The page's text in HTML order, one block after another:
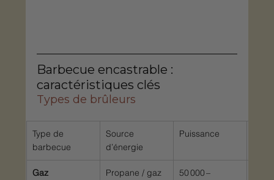
Barbecue encastrable :
caractéristiques clés
Types de brûleurs
Type de
barbecue
Source
d’énergie
Puissance
Gaz
Propane / gaz
50 000 –